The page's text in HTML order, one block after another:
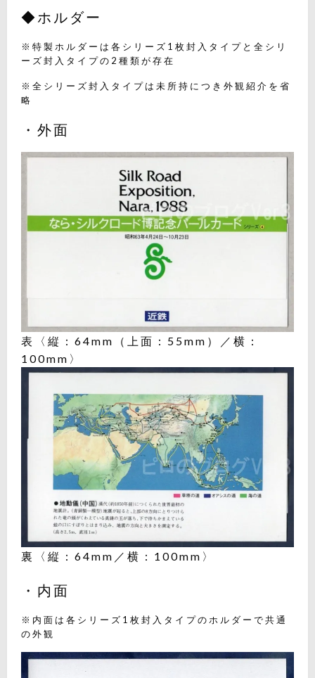
◆ホルダー
※特製ホルダーは各シリーズ1枚封入タイプと全シリ
ーズ封入タイプの2種類が存在
※全シリーズ封入タイプは未所持につき外観紹介を省
略
・外面
表〈縦：64mm（上面：55mm）／横：
100mm〉
裏〈縦：64mm／横：100mm〉
・内面
※内面は各シリーズ1枚封入タイプのホルダーで共通
の外観